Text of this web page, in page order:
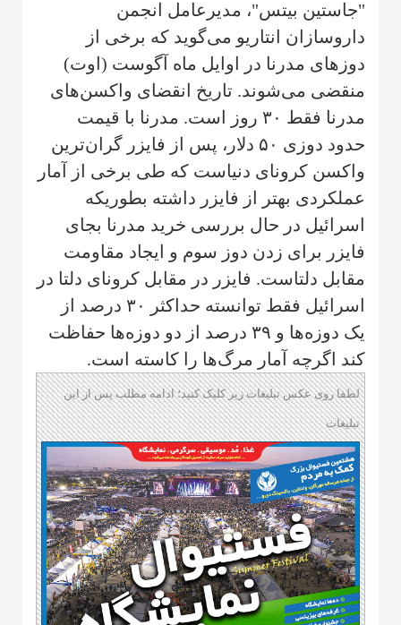
"جاستین بیتس"، مدیرعامل انجمن
داروسازان انتاریو می‌گوید که برخی از
دوزهای مدرنا در اوایل ماه آگوست (اوت)
منقضی می‌شوند. تاریخ انقضای واکسن‌های
مدرنا فقط ۳۰ روز است. مدرنا با قیمت
حدود دوزی ۵۰ دلار، پس از فایزر گران‌ترین
واکسن کرونای دنیاست که طی برخی از آمار
عملکردی بهتر از فایزر داشته بطوریکه
اسرائیل در حال بررسی خرید مدرنا بجای
فایزر برای زدن دوز سوم و ایجاد مقاومت
مقابل دلتاست. فایزر در مقابل کرونای دلتا در
اسرائیل فقط توانسته حداکثر ۳۰ درصد از
یک دوزه‌ها و ۳۹ درصد از دو دوزه‌ها حفاظت
کند اگرچه آمار مرگ‌ها را کاسته است.
لطفا روی عکس تبلیغات زیر کلیک کنید؛ ادامه مطلب پس از این
تبلیغات